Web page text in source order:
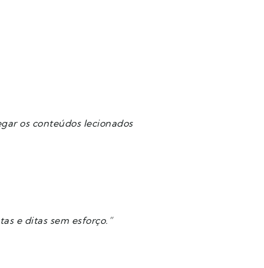
os conteúdos lecionados
e ditas sem esforço.”